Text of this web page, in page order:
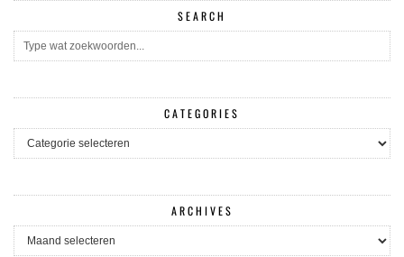
SEARCH
CATEGORIES
CATEGORIES
ARCHIVES
ARCHIVES